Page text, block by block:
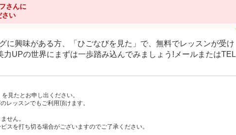
さんに
い
に興味がある方、「ひごなびを見た」で、無料でレッスンが受け
力UPの世界にまずは一歩踏み込んでみましょう!メールまたはTEL
見たとお申し出ください。
レッスンでもご利用頂けます。
せん。
スを打ち切る場合がございますのでご了承ください。